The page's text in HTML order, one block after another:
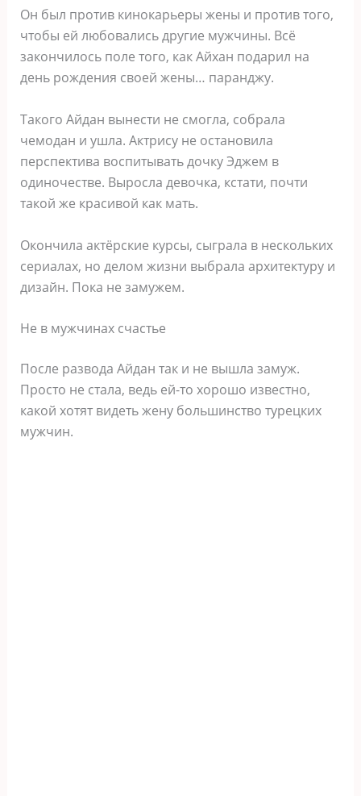
Он был против кинокарьеры жены и против того,
чтобы ей любовались другие мужчины. Всё
закончилось поле того, как Айхан подарил на
день рождения своей жены… паранджу.
Такого Айдан вынести не смогла, собрала
чемодан и ушла. Актрису не остановила
перспектива воспитывать дочку Эджем в
одиночестве. Выросла девочка, кстати, почти
такой же красивой как мать.
Окончила актёрские курсы, сыграла в нескольких
сериалах, но делом жизни выбрала архитектуру и
дизайн. Пока не замужем.
Не в мужчинах счастье
После развода Айдан так и не вышла замуж.
Просто не стала, ведь ей-то хорошо известно,
какой хотят видеть жену большинство турецких
мужчин.